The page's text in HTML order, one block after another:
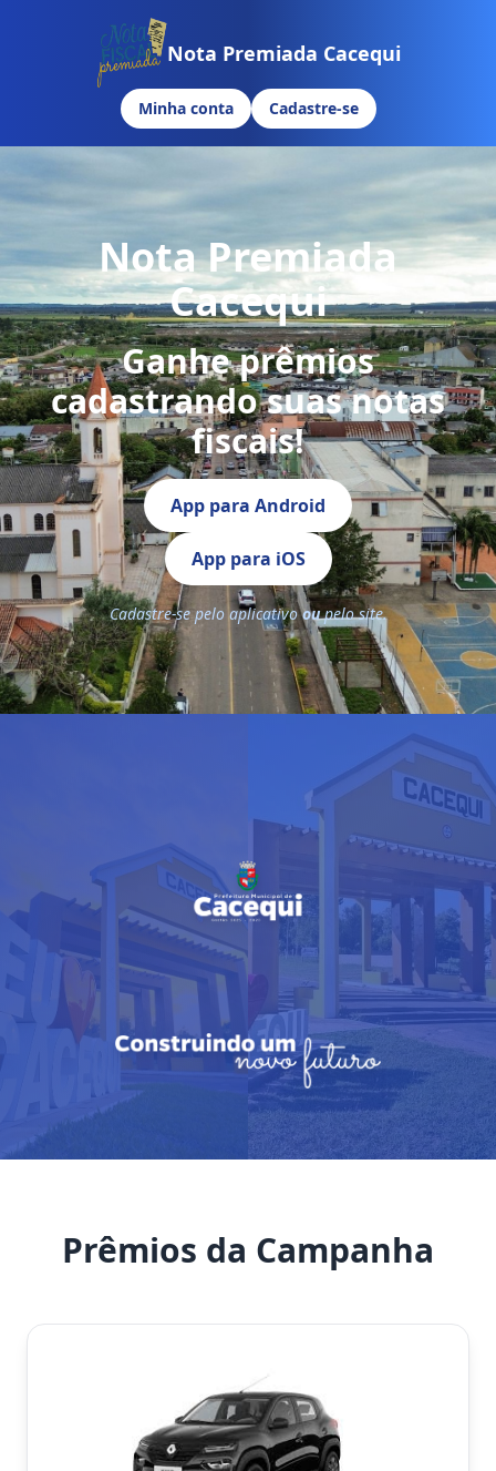
Nota Premiada Cacequi
Minha conta Cadastre-se
Nota Premiada
Cacequi
Ganhe prêmios
cadastrando suas notas
fiscais!
App para Android
App para iOS
Cadastre-se pelo aplicativooupelo site.
Prêmios da Campanha